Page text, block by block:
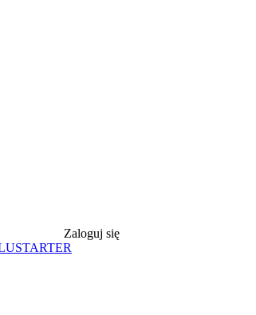
Zaloguj się